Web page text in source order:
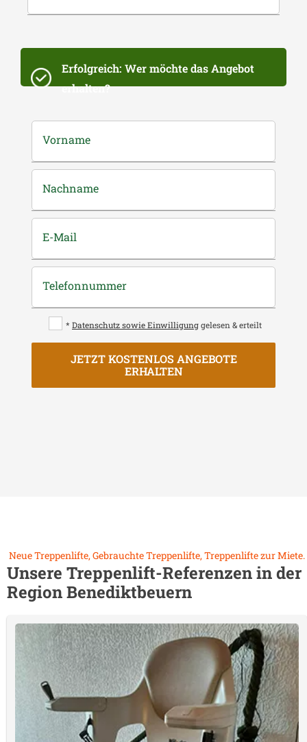
Erfolgreich: Wer möchte das Angebot
erhalten?
Vorname
Nachname
E-Mail
Telefonnummer
* Datenschutz sowie Einwilligung gelesen & erteilt
JETZT KOSTENLOS ANGEBOTE
ERHALTEN
Neue Treppenlifte, Gebrauchte Treppenlifte, Treppenlifte zur Miete.
Unsere Treppenlift-Referenzen in der
RegionBenediktbeuern